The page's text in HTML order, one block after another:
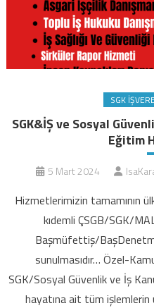
SGK
SGK&İŞ ve Sosyal
Eğitim
5 Mart 2024
Hizmetlerimizin tamamının
kıdemli ÇSGB/SGK/
Başmüfettiş/
sunulmasıdır… Özel-
SGK/Sosyal Güvenlik ve İş
hayatına ait tüm işlemlerin